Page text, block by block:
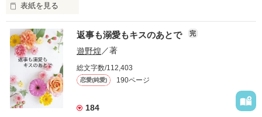
さらに、美桜が初めてだと知った哲平は
『責任をとる、結婚しよう』と真っ直ぐに告げてきた。
戸惑う美桜とは裏腹に、好きという気持ちを隠すことなく
甘やかしてくる。
そんなある日、哲平は美桜がストーカー被害に
遭っていることを知る。
美桜を守るため、哲平は同居を提案してきて――。
表紙を見る
おかしな噂を流されて前の職場でうまくいかなかった梅田美
桜は、海外で傷心旅行をしていたところ、日本人美青年と出会
い、酒の勢いもあり一夜限りの関係となる。
帰国後、美桜は新しい職場でワンナイトした美青年と再会。
なんと彼の正体は、とある財閥御曹司にも関わらず、一族を離
れて起業した新進気鋭の実業家、社内でも冷徹だと評判な社長
――御影恭司その人だったのだ――！
なぜか恭司から飼い猫の世話係を命じられた美桜は、猫の世
返事も溺愛もキスのあとで 完
遊野煌／著
総文字数/112,403
恋愛(純愛) 190ページ
184